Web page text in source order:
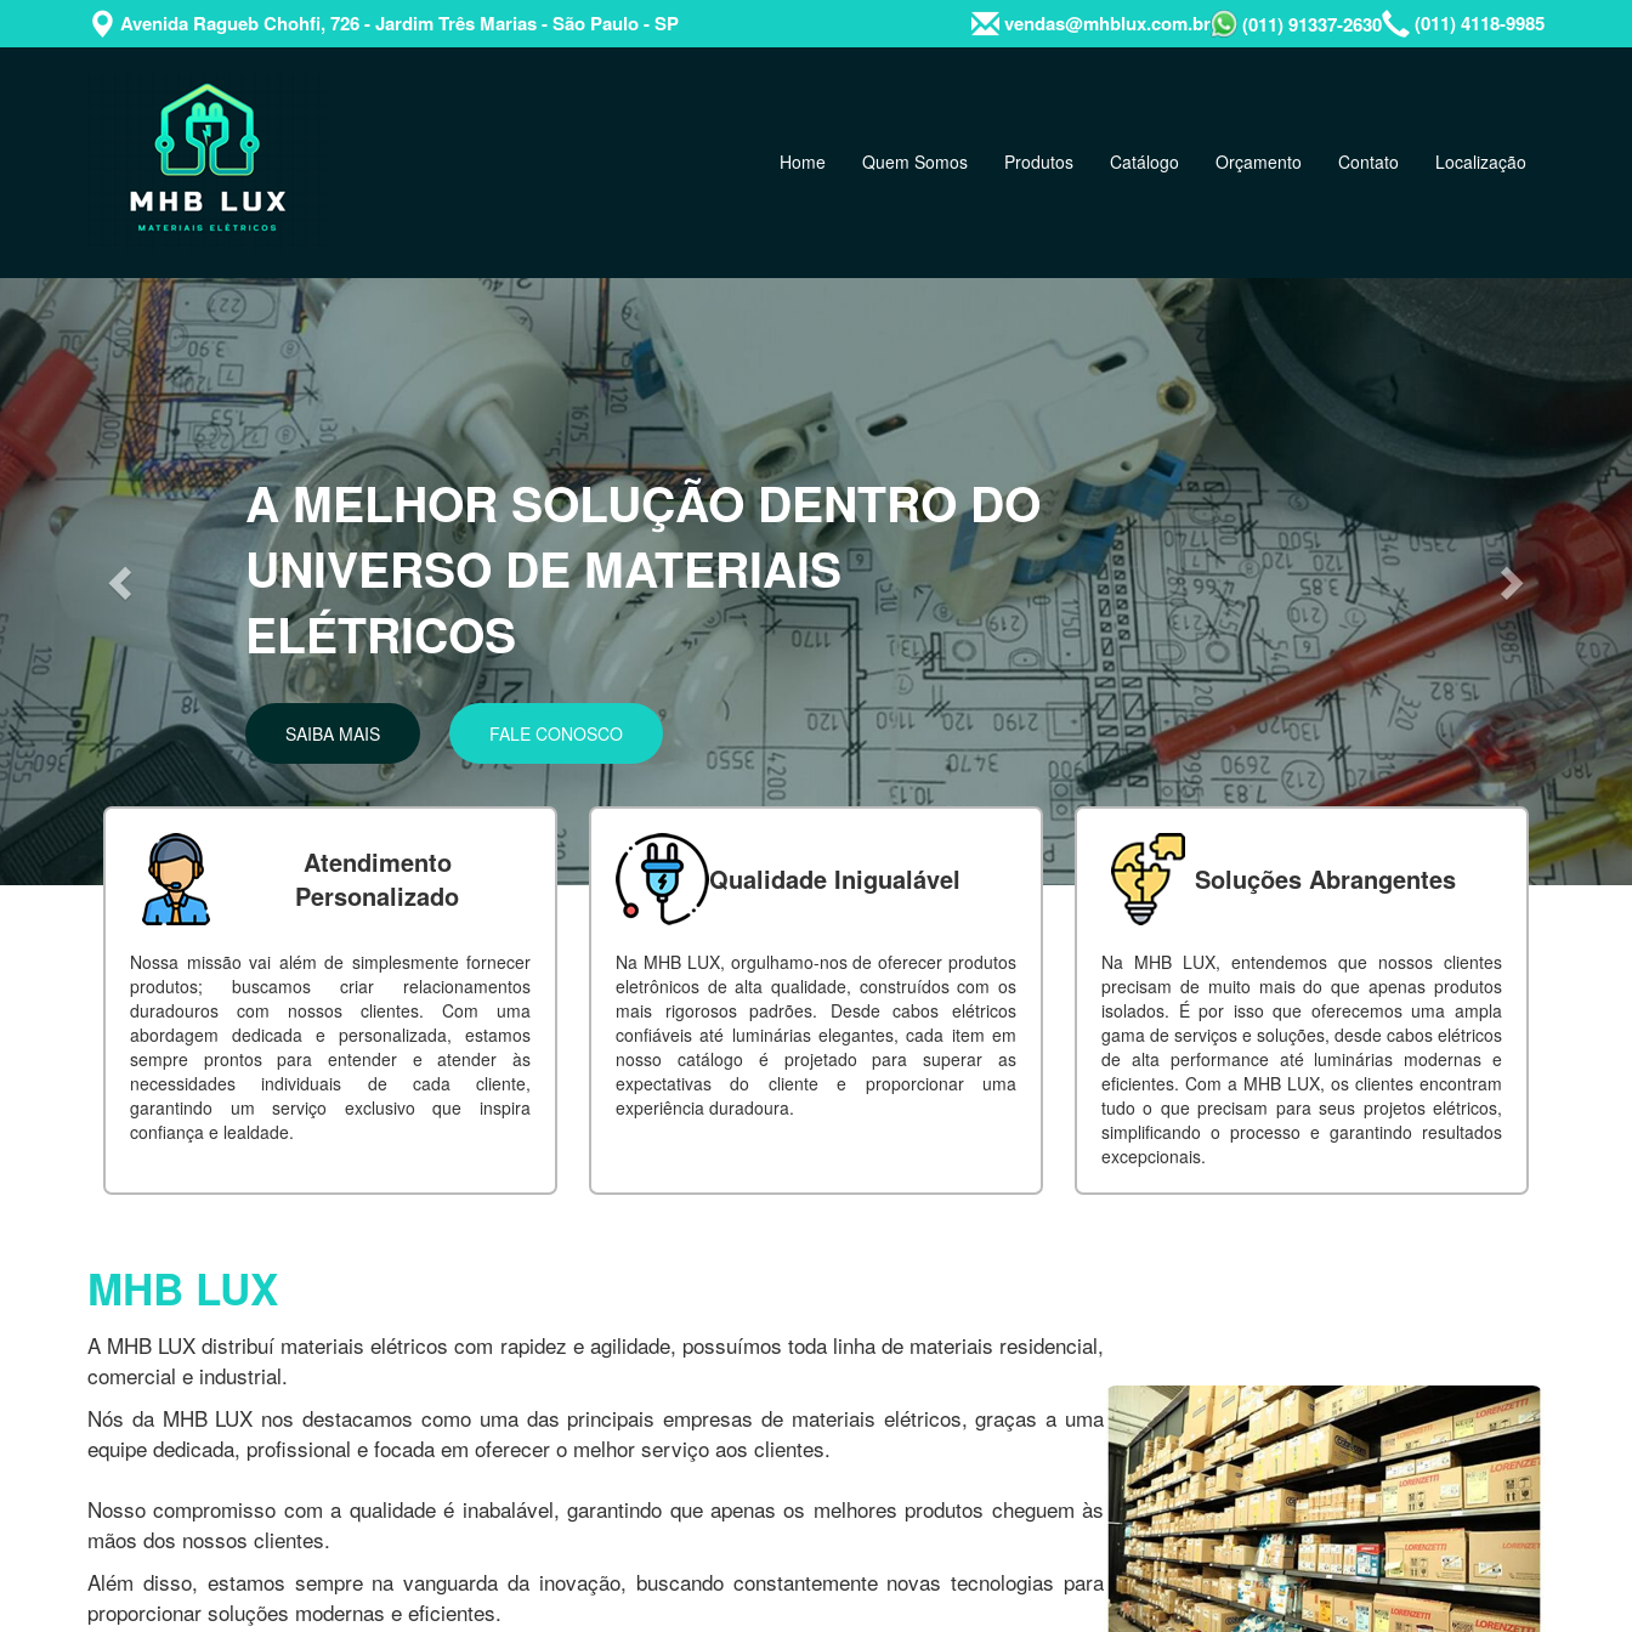
Avenida Ragueb Chohfi, 726 - Jardim Três Marias - São Paulo - SP vendas@mhblux.com.br (011) 91337-2630 (011) 4118-9985
Home Quem Somos Produtos Catálogo Orçamento Contato Localização
DISTRIBUÍMOS MATERIAIS
ELÉTRICOS COM RAPIDEZ E
AGILIDADE!
SAIBA MAIS FALE CONOSCO
Previous
Atendimento
Personalizado
Nossa missão vai além de simplesmente fornecer
produtos; buscamos criar relacionamentos
duradouros com nossos clientes. Com uma
abordagem dedicada e personalizada, estamos
sempre prontos para entender e atender às
necessidades individuais de cada cliente,
garantindo um serviço exclusivo que inspira
confiança e lealdade.
Qualidade Inigualável
Na MHB LUX, orgulhamo-nos de oferecer produtos
eletrônicos de alta qualidade, construídos com os
mais rigorosos padrões. Desde cabos elétricos
confiáveis até luminárias elegantes, cada item em
nosso catálogo é projetado para superar as
expectativas do cliente e proporcionar uma
experiência duradoura.
Soluções Abrangentes
Na MHB LUX, entendemos que nossos clientes
precisam de muito mais do que apenas produtos
isolados. É por isso que oferecemos uma ampla
gama de serviços e soluções, desde cabos elétricos
de alta performance até luminárias modernas e
eficientes. Com a MHB LUX, os clientes encontram
tudo o que precisam para seus projetos elétricos,
simplificando o processo e garantindo resultados
excepcionais.
MHB LUX
A MHB LUX distribuí materiais elétricos com rapidez e agilidade, possuímos toda linha de materiais residencial,
comercial e industrial.
Nós da MHB LUX nos destacamos como uma das principais empresas de materiais elétricos, graças a uma
equipe dedicada, profissional e focada em oferecer o melhor serviço aos clientes.
Nosso compromisso com a qualidade é inabalável, garantindo que apenas os melhores produtos cheguem às
mãos dos nossos clientes.
Além disso, estamos sempre na vanguarda da inovação, buscando constantemente novas tecnologias para
proporcionar soluções modernas e eficientes.